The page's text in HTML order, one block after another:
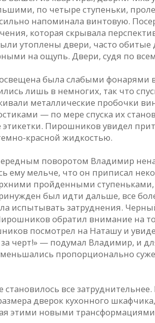
по четыре ступеньки,
напоминала винтовую.
которая скрывала
утоплены двери, часто
на ощупь. Двери, судя по
была слабыми
лишь в немногих, так что
металлические пробочки
— по мере спуска их
Пирошников увидел
красной жидкостью.
поворотом Владимир
ему мельче, что он приписал
пройденными ступеньками,
был идти дальше, все
испытывать затруднения.
обратил внимание на
посмотрел на Наташу и
черт!» — подумал Владимир, и
пропорционально
становилось все
дверок кухонного
этими новыми